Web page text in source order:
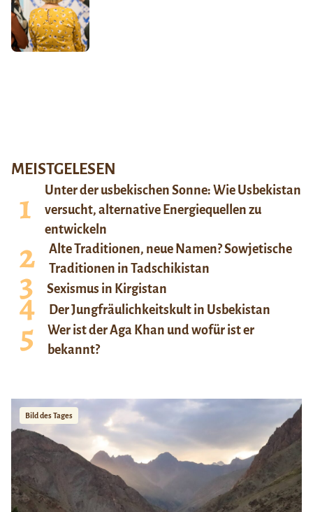
MEISTGELESEN
Unter der usbekischen Sonne: Wie Usbekistan
versucht, alternative Energiequellen zu
entwickeln
Alte Traditionen, neue Namen? Sowjetische
Traditionen in Tadschikistan
Sexismus in Kirgistan
Der Jungfräulichkeitskult in Usbekistan
Wer ist der Aga Khan und wofür ist er
bekannt?
Bild des Tages